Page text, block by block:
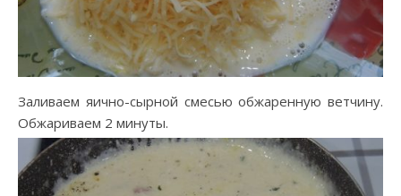
Заливаем яично-сырной смесью обжаренную ветчину.
Обжариваем 2 минуты.